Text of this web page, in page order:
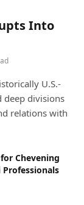
Into
U.S.-
deep divisions
relations with
Chevening